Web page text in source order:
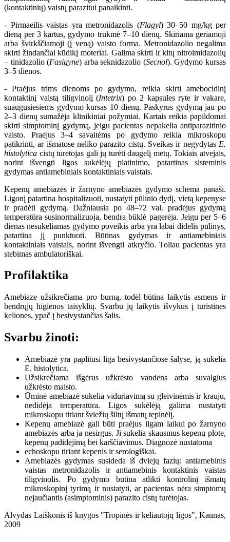
(kontaktinių) vaistų parazitui panaikinti.
- Pirmaeilis vaistas yra metronidazolis (Flagyl) 30–50 mg/kg per
dieną per 3 kartus, gydymo trukmė 7–10 dienų. Skiriama geriamoji
arba švirkščiamoji (į veną) vaisto forma. Metronidazolio negalima
skirti žindančiai kūdikį moteriai. Galima skirti ir kitų nitroimidazolių
– tinidazolio (Fasigyne) arba seknidazolio (Secnol). Gydymo kursas
3–5 dienos.
- Praėjus trims dienoms po gydymo, reikia skirti amebocidinį
kontaktinį vaistą tiligvinolį (Intetrix) po 2 kapsules ryte ir vakare,
suaugusiesiems gydymo kursas 10 dienų. Paskyrus gydymą jau po
2–3 dienų sumažėja klinikiniai požymiai. Kartais reikia papildomai
skirti simptominį gydymą, jeigu pacientas nepakelia antiparazitinio
vaisto. Praėjus 3–4 savaitėms po gydymo reikia mikroskopu
patikrinti, ar išmatose neliko parazito cistų. Sveikas ir negydytas E.
histolytica cistų turėtojas gali jų turėti daugelį metų. Tokiais atvejais,
norint išvengti ligos sukėlėjų platinimo, patartinas sisteminis
gydymas antiamebiniais kontaktiniais vaistais.
Kepenų amebiazės ir žarnyno amebiazės gydymo schema panaši.
Ligonį patartina hospitalizuoti, nustatyti pūlinio dydį, vietą kepenyse
ir pradėti gydymą. Dažniausia po 48–72 val. pradėjus gydymą
temperatūra susinormalizuoja, bendra būklė pagerėja. Jeigu per 5–6
dienas nesukeliamas gydymo poveikis arba yra labai didelis pūlinys,
patartina jį punktuoti. Būtinas gydymas ir antiamebiniais
kontaktiniais vaistais, norint išvengti atkryčio. Toliau pacientas yra
stebimas ambulatoriškai.
Profilaktika
Amebiaze užsikrečiama pro burną, todėl būtina laikytis asmens ir
bendrųjų higienos taisyklių. Svarbu jų laikytis išvykus į turistines
keliones, ypač į besivystančias šalis.
Svarbu žinoti:
Amebiazė yra paplitusi liga besivystančiose šalyse, ją sukelia
E. histolytica.
Užsikrečiama išgėrus užkrėsto vandens arba suvalgius
užkrėsto maisto.
Ūminė amebiazė sukelia viduriavimą su gleivinėmis ir krauju,
nedidėja temperatūra. Ligos sukėlėją galima nustatyti
mikroskopu tiriant šviežių šiltų išmatų tepinėlį.
Kepenų amebiazė gali būti praėjus ilgam laikui po žarnyno
amebiazės arba ja nesirgus. Ji sukelia skausmus kepenų plote,
kepenų padidėjimą bei karščiavimus. Diagnozė nustatoma
echoskopu tiriant kepenis ir serologiškai.
Amebiazės gydymas susideda iš dviejų fazių: antiamebinis
vaistas metronidazolis ir antiamebinis kontaktinis vaistas
tiligvinolis. Po gydymo būtina atlikti kontrolinį išmatų
mikroskopinį tyrimą ir nustatyti, ar pacientas nėra simptomų
nejaučiantis (asimptominis) parazito cistų turėtojas.
Alvydas Laiškonis iš knygos "Tropinės ir keliautojų ligos", Kaunas,
2009